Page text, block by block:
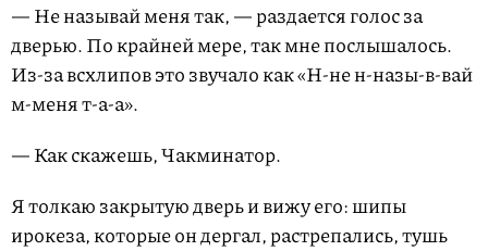
— Не называй меня так, — раздается голос за
дверью. По крайней мере, так мне послышалось.
Из-за всхлипов это звучало как «Н-не н-назы-в-вай
м-меня т-а-а».
— Как скажешь, Чакминатор.
Я толкаю закрытую дверь и вижу его: шипы
ирокеза, которые он дергал, растрепались, тушь